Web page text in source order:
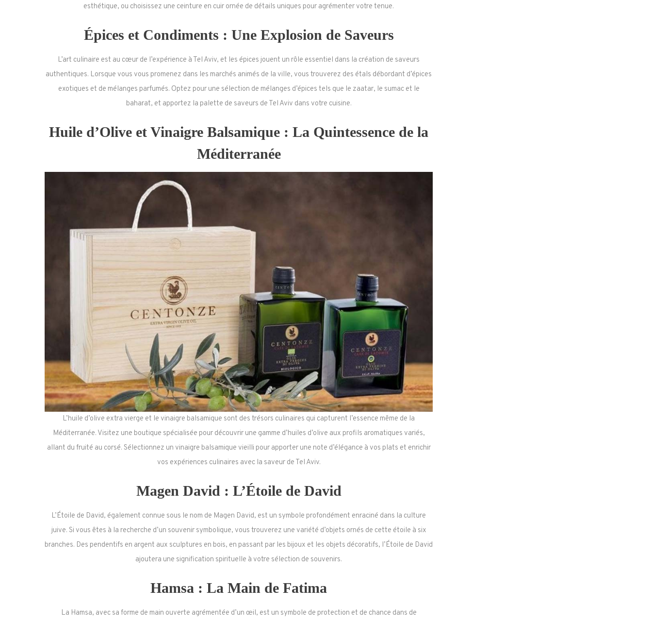
esthétique, ou choisissez une ceinture en cuir ornée de détails uniques pour agrémenter votre tenue.
Épices et Condiments : Une Explosion de Saveurs
L’art culinaire est au cœur de l’expérience à Tel Aviv, et les épices jouent un rôle essentiel dans la création de saveurs
authentiques. Lorsque vous vous promenez dans les marchés animés de la ville, vous trouverez des étals débordant d’épices
exotiques et de mélanges parfumés. Optez pour une sélection de mélanges d’épices tels que le zaatar, le sumac et le
baharat, et apportez la palette de saveurs de Tel Aviv dans votre cuisine.
Huile d’Olive et Vinaigre Balsamique : La Quintessence de la
Méditerranée
L’huile d’olive extra vierge et le vinaigre balsamique sont des trésors culinaires qui capturent l’essence même de la
Méditerranée. Visitez une boutique spécialisée pour découvrir une gamme d’huiles d’olive aux profils aromatiques variés,
allant du fruité au corsé. Sélectionnez un vinaigre balsamique vieilli pour apporter une note d’élégance à vos plats et enrichir
vos expériences culinaires avec la saveur de Tel Aviv.
Magen David : L’Étoile de David
L’Étoile de David, également connue sous le nom de Magen David, est un symbole profondément enraciné dans la culture
juive. Si vous êtes à la recherche d’un souvenir symbolique, vous trouverez une variété d’objets ornés de cette étoile à six
branches. Des pendentifs en argent aux sculptures en bois, en passant par les bijoux et les objets décoratifs, l’Étoile de David
ajoutera une signification spirituelle à votre sélection de souvenirs.
Hamsa : La Main de Fatima
La Hamsa, avec sa forme de main ouverte agrémentée d’un œil, est un symbole de protection et de chance dans de